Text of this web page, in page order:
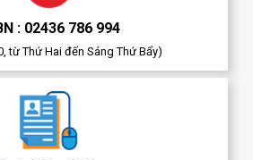
: 02436 786 994
từ Thứ Hai đến Sáng Thứ Bẩy)